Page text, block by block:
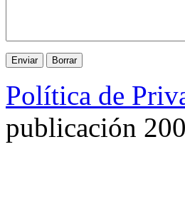
Política de
publicación